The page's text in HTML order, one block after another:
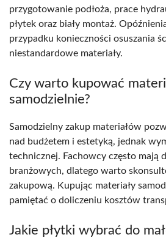
przygotowanie podłoża, prace
płytek oraz biały montaż.
przypadku konieczności osuszania
niestandardowe materiały.
Czy warto kupować
samodzielnie?
Samodzielny zakup materiałów
nad budżetem i estetyką, jednak
technicznej. Fachowcy często mają
branżowych, dlatego warto
zakupową. Kupując materiały
pamiętać o doliczeniu kosztów
Jakie płytki wybrać do